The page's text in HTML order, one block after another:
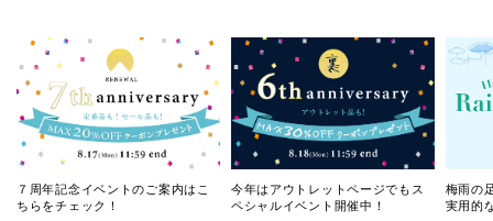
７周年記念イベントのご案内はこ
ちらをチェック！
今年はアウトレットページでもス
ペシャルイベント開催中！
梅雨の
実用的